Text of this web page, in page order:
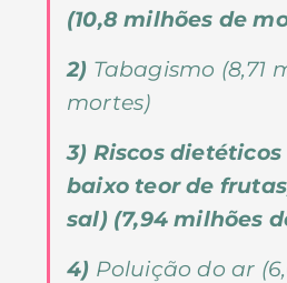
(10,8 milhões de
2) Tabagismo (8,71
mortes)
3) Riscos
baixo teor de
sal) (7,94 milhões
4) Poluição do ar